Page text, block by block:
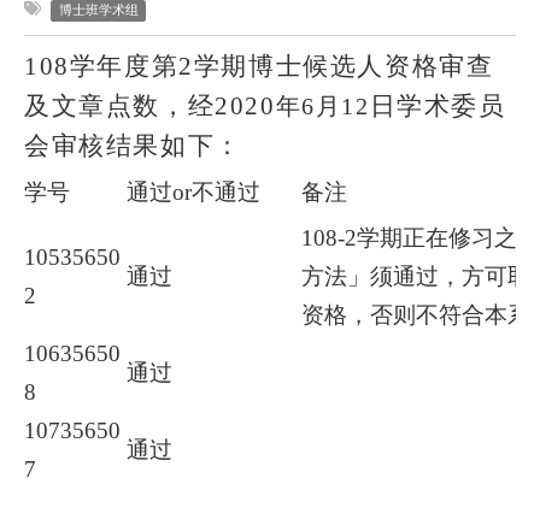
博士班学术组
108学年度第2学期博士候选人资格审查
及文章点数，经2020年6 月 12 日学术委员
会审核结果如下：
学号 通过or不通过 备注
10535650
2
通过
108-2学期正在修习之
方法」须通过，方可取
资格，否则不符合本系
10635650
8
通过
10735650
7
通过